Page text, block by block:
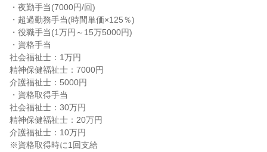
・夜勤手当(7000円/回)
・超過勤務手当(時間単価×125％)
・役職手当(1万円～15万5000円)
・資格手当
社会福祉士：1万円
精神保健福祉士：7000円
介護福祉士：5000円
・資格取得手当
社会福祉士：30万円
精神保健福祉士：20万円
介護福祉士：10万円
※資格取得時に1回支給